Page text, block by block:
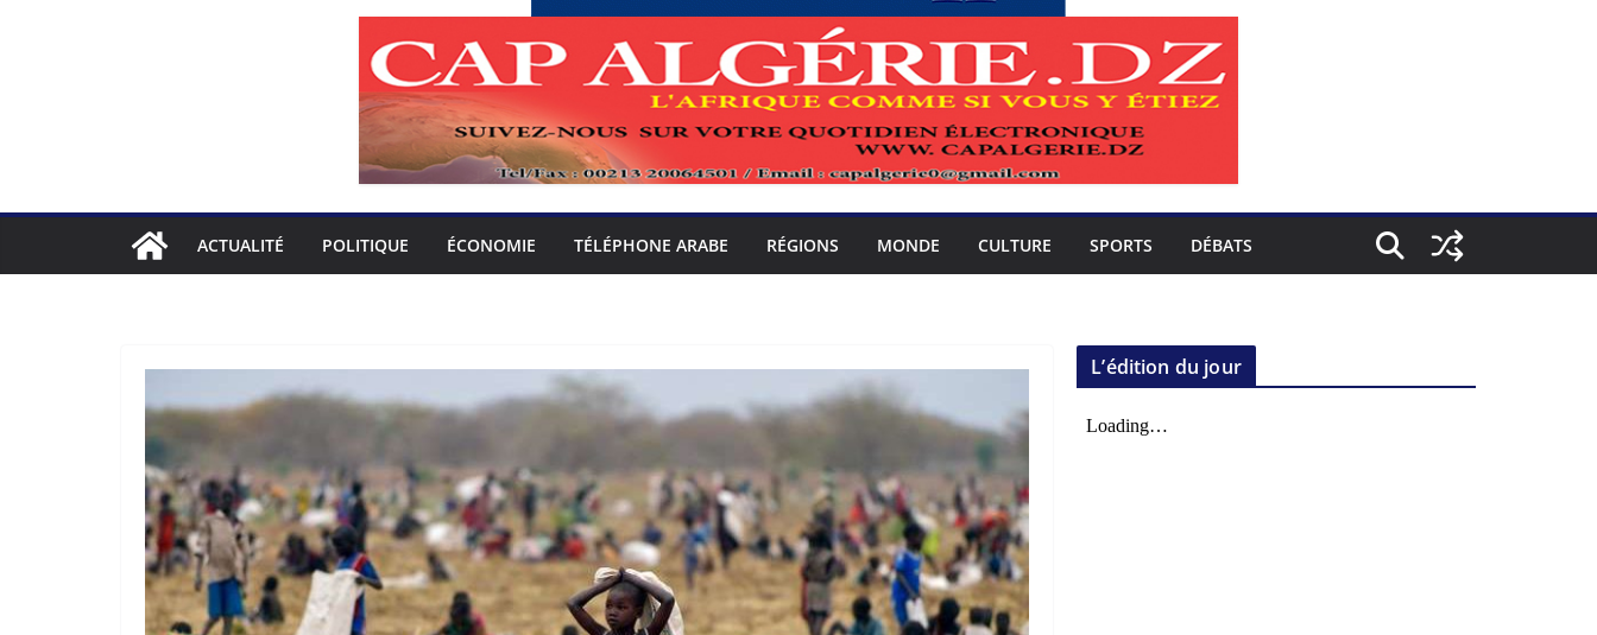
ACTUALITÉ POLITIQUE ÉCONOMIE TÉLÉPHONE ARABE RÉGIONS MONDE CULTURE SPORTS DÉBATS
L’édition du jour